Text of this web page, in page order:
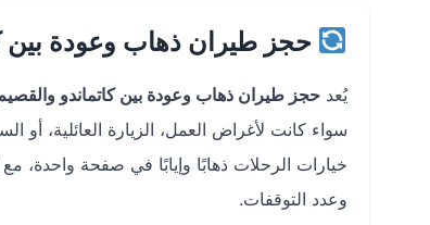
حجز طيران ذهاب وعودة بين
يُعد حجز طيران ذهاب وعودة بين كاتماندو
سواء كانت لأغراض العمل، الزيارة العائلية، أو
خيارات الرحلات ذهابًا وإيابًا في صفحة واحدة،
وعدد التوقفات.